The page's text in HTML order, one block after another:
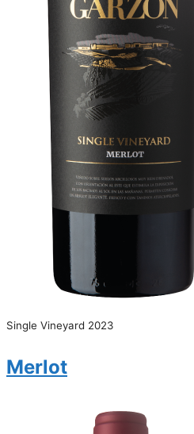
Single Vineyard 2023
Merlot